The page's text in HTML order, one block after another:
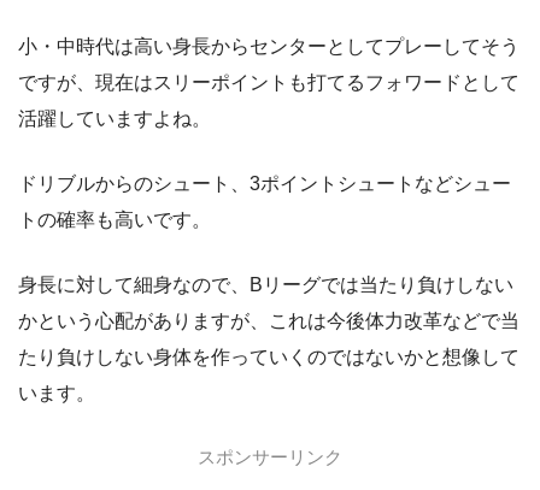
小・中時代は高い身長からセンターとしてプレーしてそう
ですが、現在はスリーポイントも打てるフォワードとして
活躍していますよね。
ドリブルからのシュート、3ポイントシュートなどシュー
トの確率も高いです。
身長に対して細身なので、Bリーグでは当たり負けしない
かという心配がありますが、これは今後体力改革などで当
たり負けしない身体を作っていくのではないかと想像して
います。
スポンサーリンク